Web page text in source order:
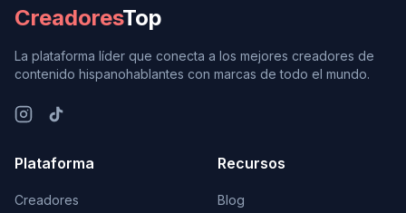
CreadoresTop
La plataforma líder que conecta a los mejores creadores de
contenido hispanohablantes con marcas de todo el mundo.
Plataforma
Creadores
Recursos
Blog